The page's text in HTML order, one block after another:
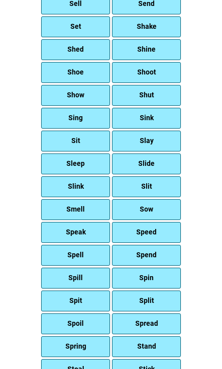
Sell Send
Set Shake
Shed Shine
Shoe Shoot
Show Shut
Sing Sink
Sit Slay
Sleep Slide
Slink Slit
Smell Sow
Speak Speed
Spell Spend
Spill Spin
Spit Split
Spoil Spread
Spring Stand